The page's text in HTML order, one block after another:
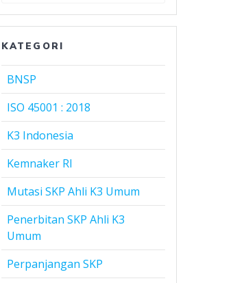
Rabel
KATEGORI
BNSP
ISO 45001 : 2018
K3 Indonesia
Kemnaker RI
Mutasi SKP Ahli K3 Umum
Penerbitan SKP Ahli K3
Umum
Perpanjangan SKP